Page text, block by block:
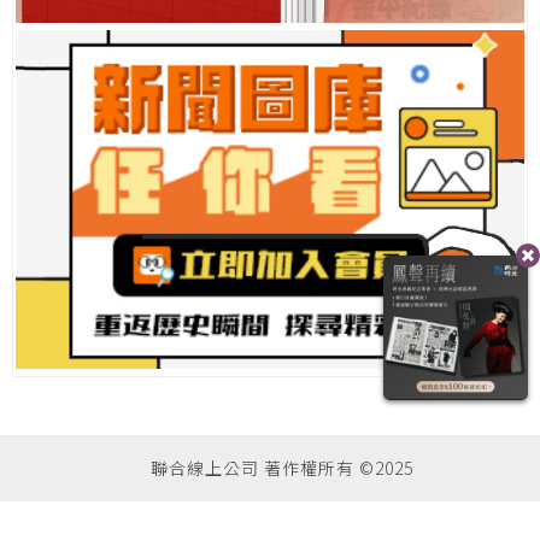
聯合線上公司 著作權所有 ©2025